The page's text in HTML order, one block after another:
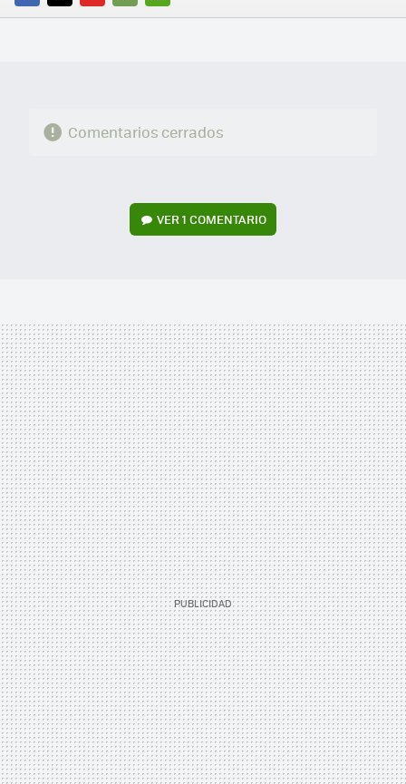
FACEBOOK
TWITTERFLIPBOARD
E-
WHATSAPP
Comentarios cerrados
VER1 COMENTARIO